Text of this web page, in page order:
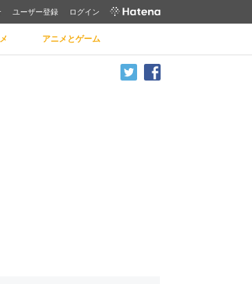
ユーザー登録 ログイン
アニメとゲーム